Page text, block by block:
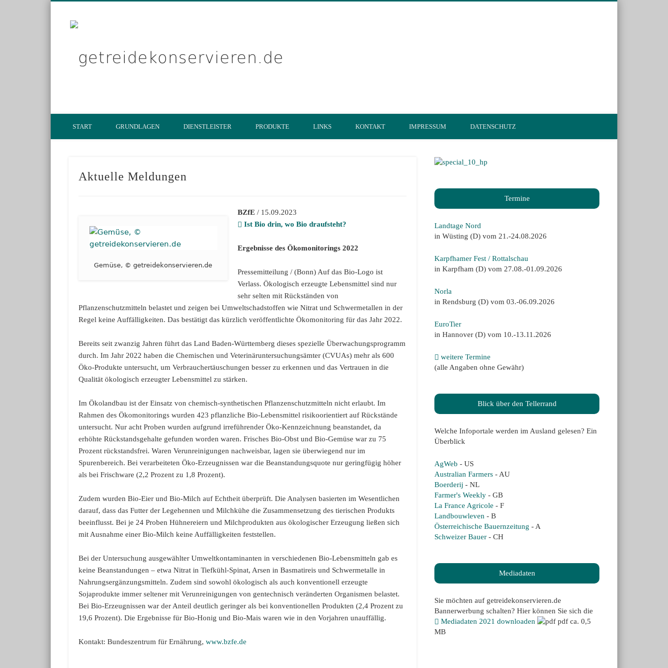
START GRUNDLAGEN DIENSTLEISTER PRODUKTE LINKS KONTAKT IMPRESSUM DATENSCHUTZ
Aktuelle Meldungen
Gemüse, © getreidekonservieren.de
BZfE/ 15.09.2023
Ist Bio drin, wo Bio draufsteht?
Ergebnisse des Ökomonitorings 2022
Pressemitteilung / (Bonn) Auf das Bio-Logo ist
Verlass. Ökologisch erzeugte Lebensmittel sind nur
sehr selten mit Rückständen von
Pflanzenschutzmitteln belastet und zeigen bei Umweltschadstoffen wie Nitrat und Schwermetallen in der
Regel keine Auffälligkeiten. Das bestätigt das kürzlich veröffentlichte Ökomonitoring für das Jahr 2022.
Bereits seit zwanzig Jahren führt das Land Baden-Württemberg dieses spezielle Überwachungsprogramm
durch. Im Jahr 2022 haben die Chemischen und Veterinäruntersuchungsämter (CVUAs) mehr als 600
Öko-Produkte untersucht, um Verbrauchertäuschungen besser zu erkennen und das Vertrauen in die
Qualität ökologisch erzeugter Lebensmittel zu stärken.
Im Ökolandbau ist der Einsatz von chemisch-synthetischen Pflanzenschutzmitteln nicht erlaubt. Im
Rahmen des Ökomonitorings wurden 423 pflanzliche Bio-Lebensmittel risikoorientiert auf Rückstände
untersucht. Nur acht Proben wurden aufgrund irreführender Öko-Kennzeichnung beanstandet, da
erhöhte Rückstandsgehalte gefunden worden waren. Frisches Bio-Obst und Bio-Gemüse war zu 75
Prozent rückstandsfrei. Waren Verunreinigungen nachweisbar, lagen sie überwiegend nur im
Spurenbereich. Bei verarbeiteten Öko-Erzeugnissen war die Beanstandungsquote nur geringfügig höher
als bei Frischware (2,2 Prozent zu 1,8 Prozent).
Zudem wurden Bio-Eier und Bio-Milch auf Echtheit überprüft. Die Analysen basierten im Wesentlichen
darauf, dass das Futter der Legehennen und Milchkühe die Zusammensetzung des tierischen Produkts
beeinflusst. Bei je 24 Proben Hühnereiern und Milchprodukten aus ökologischer Erzeugung ließen sich
mit Ausnahme einer Bio-Milch keine Auffälligkeiten feststellen.
Bei der Untersuchung ausgewählter Umweltkontaminanten in verschiedenen Bio-Lebensmitteln gab es
keine Beanstandungen – etwa Nitrat in Tiefkühl-Spinat, Arsen in Basmatireis und Schwermetalle in
Nahrungsergänzungsmitteln. Zudem sind sowohl ökologisch als auch konventionell erzeugte
Sojaprodukte immer seltener mit Verunreinigungen von gentechnisch veränderten Organismen belastet.
Bei Bio-Erzeugnissen war der Anteil deutlich geringer als bei konventionellen Produkten (2,4 Prozent zu
19,6 Prozent). Die Ergebnisse für Bio-Honig und Bio-Mais waren wie in den Vorjahren unauffällig.
Kontakt: Bundeszentrum für Ernährung,www.bzfe.de
Termine
Landtage Nord
in Wüsting (D) vom 21.-24.08.2026
Karpfhamer Fest / Rottalschau
in Karpfham (D) vom 27.08.-01.09.2026
Norla
in Rendsburg (D) vom 03.-06.09.2026
EuroTier
in Hannover (D) vom 10.-13.11.2026
weitere Termine
(alle Angaben ohne Gewähr)
Blick über den Tellerrand
Welche Infoportale werden im Ausland gelesen? Ein
Überblick
AgWeb - US
Australian Farmers - AU
Boerderij - NL
Farmer's Weekly - GB
La France Agricole - F
Landbouwleven - B
Österreichische Bauernzeitung - A
Schweizer Bauer - CH
Mediadaten
Sie möchten auf getreidekonservieren.de
Bannerwerbung schalten? Hier können Sie sich die
Mediadaten 2021 downloaden
pdf ca. 0,5
MB